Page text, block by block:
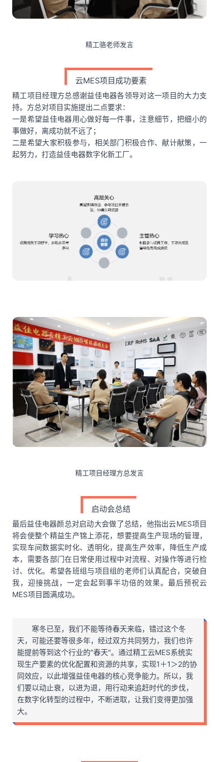
精工骆老师发言
云MES项目成功要素
精工项目经理方总感谢益佳电器各领导对这一项目的大力支
持。方总对项目实施提出二点要求：
一是希望益佳电器用心做好每一件事，注意细节，把细小的
事做好，离成功就不远了；
二是希望大家积极参与，相关部门积极合作、献计献策，一
起努力，打造益佳电器数字化新工厂。
精工项目经理方总发言
启动会总结
最后益佳电器颜总对启动大会做了总结，他指出云MES项目
将会使整个精益生产锦上添花，想要提高生产现场的管理，
实现车间数据实时化、透明化，提高生产效率，降低生产成
本，需要各部门在日常使用过程中对流程、对操作等进行检
讨、优化。希望各班组与项目组的老师们认真配合，突破自
我，迎接挑战，一定会起到事半功倍的效果。最后预祝云
MES项目圆满成功。
寒冬已至，我们不能等待春天来临，错过这个冬
天，可能还要等很多年，经过双方共同努力，我们也许
能提前等到这个行业的"春天"。通过精工云MES系统实
现生产要素的优化配置和资源的共享，实现1＋1＞2的协
同效应，以此增强益佳电器的核心竞争能力。所以，我
们要以动止衰，以进为退，用行动来追赶时代的步伐，
在数字化转型的过程中，不断进取，让我们变得更加强
大。